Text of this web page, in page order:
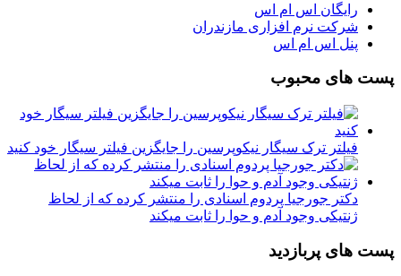
رایگان اس ام اس
شرکت نرم افزاری مازندران
پنل اس ام اس
پست های محبوب
فیلتر ترک سیگار نیکوپرسین را جایگزین فیلتر سیگار خود کنید
دکتر جورجیا پردوم اسنادی را منتشر کرده که از لحاظ
ژنتیکی وجود آدم و حوا را ثابت میکند
پست های پربازدید